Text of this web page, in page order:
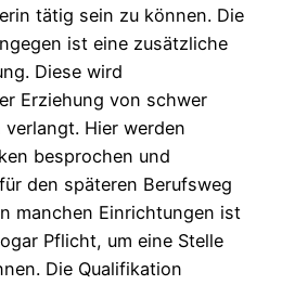
tätig sein zu können. Die
ist eine zusätzliche
Diese wird
Erziehung von schwer
Hier werden
besprochen und
den späteren Berufsweg
manchen Einrichtungen ist
Pflicht, um eine Stelle
Die Qualifikation